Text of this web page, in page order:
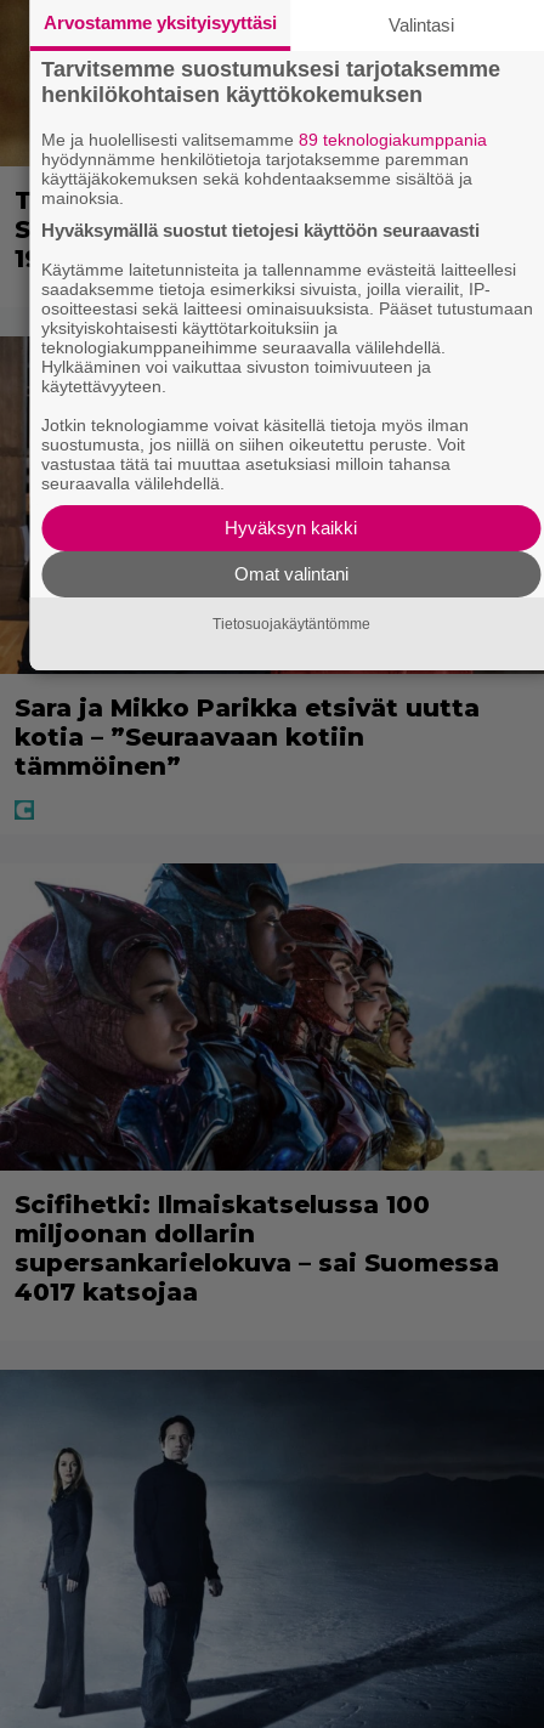
Tänän tv:ssä: Esko Salminen ja Satu
Silvo tekevät hienot pääroolit vuoden
1984 menestyselokuvassa
Sara ja Mikko Parikka etsivät uutta
kotia – ”Seuraavaan kotiin
tämmöinen”
Scifihetki: Ilmaiskatselussa 100
miljoonan dollarin
supersankarielokuva – sai Suomessa
4017 katsojaa
Arvostamme yksityisyyttäsi Valintasi
Tarvitsemme suostumuksesi tarjotaksemme
henkilökohtaisen käyttökokemuksen
Me ja huolellisesti valitsemamme 89 teknologiakumppania
hyödynnämme henkilötietoja tarjotaksemme paremman
käyttäjäkokemuksen sekä kohdentaaksemme sisältöä ja
mainoksia.
Hyväksymällä suostut tietojesi käyttöön seuraavasti
Käytämme laitetunnisteita ja tallennamme evästeitä laitteellesi
saadaksemme tietoja esimerkiksi sivuista, joilla vierailit, IP-
osoitteestasi sekä laitteesi ominaisuuksista. Pääset tutustumaan
yksityiskohtaisesti käyttötarkoituksiin ja
teknologiakumppaneihimme seuraavalla välilehdellä.
Hylkääminen voi vaikuttaa sivuston toimivuuteen ja
käytettävyyteen.
Jotkin teknologiamme voivat käsitellä tietoja myös ilman
suostumusta, jos niillä on siihen oikeutettu peruste. Voit
vastustaa tätä tai muuttaa asetuksiasi milloin tahansa
seuraavalla välilehdellä.
Hyväksyn kaikki
Omat valintani
Tietosuojakäytäntömme